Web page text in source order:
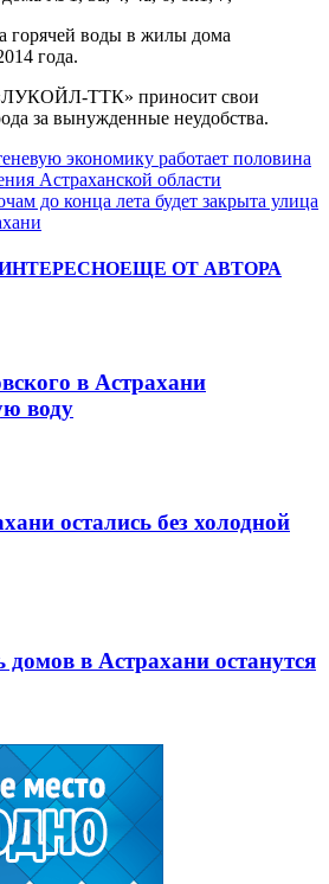
горячей воды в жилы дома
года.
ТТК» приносит свои
за вынужденные неудобства.
экономику работает половина
Астраханской области
до конца лета будет закрыта улица
ЕЩЕ ОТ АВТОРА
в Астрахани
воду
остались без холодной
в Астрахани останутся